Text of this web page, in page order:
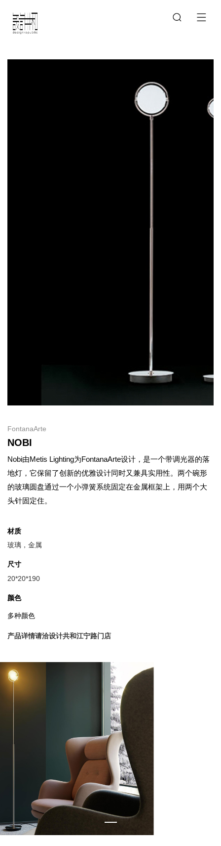
FontanaArte
NOBI
Nobi由Metis Lighting为FontanaArte设计，是一个带调光器的落
地灯，它保留了创新的优雅设计同时又兼具实用性。两个碗形
的玻璃圆盘通过一个小弹簧系统固定在金属框架上，用两个大
头针固定住。
材质
玻璃，金属
尺寸
20*20*190
颜色
多种颜色
产品详情请洽设计共和江宁路门店